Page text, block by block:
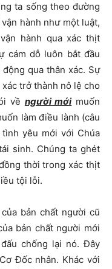
ta sống theo đường
hành như một luật,
hành qua xác thịt
cám dỗ luôn bắt đầu
qua thân xác. Sự
trở thành nô lệ cho
về người mớimuốn
làm điều lành (câu
yêu mới với Chúa
sinh. Chúng ta ghét
thời trong xác thịt
tội lỗi.
bản chất người cũ
bản chất người mới
chống lại nó. Đây
Đốc nhân. Khác với